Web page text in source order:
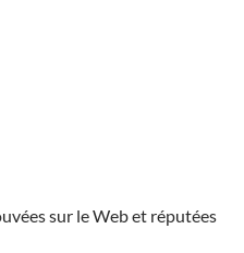
sur le Web et réputées